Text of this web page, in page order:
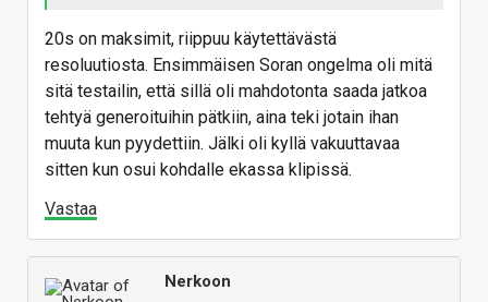
20s on maksimit, riippuu käytettävästä
resoluutiosta. Ensimmäisen Soran ongelma oli mitä
sitä testailin, että sillä oli mahdotonta saada jatkoa
tehtyä generoituihin pätkiin, aina teki jotain ihan
muuta kun pyydettiin. Jälki oli kyllä vakuuttavaa
sitten kun osui kohdalle ekassa klipissä.
Vastaa
Nerkoon